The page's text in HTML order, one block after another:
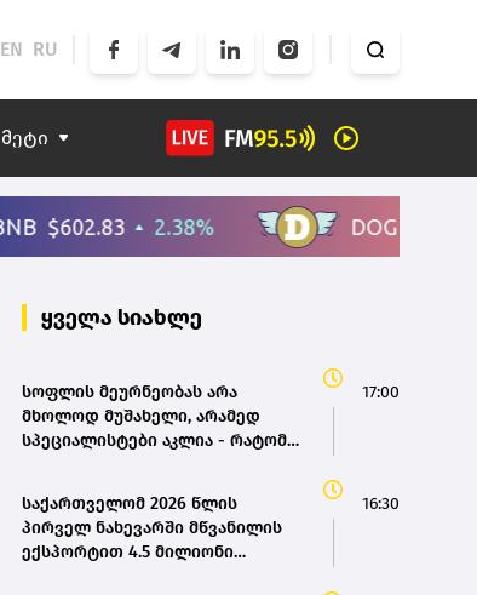
EN RU
მეტი
ყველა სიახლე
სოფლის მეურნეობას არა
მხოლოდ მუშახელი, არამედ
სპეციალისტები აკლია - რატომ
17:00
საქართველომ 2026 წლის
პირველ ნახევარში მწვანილის
ექსპორტით 4.5 მილიონი
16:30